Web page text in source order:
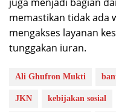
memastikan tidak ada
mengakses layanan
tunggakan iuran.
Ali Ghufron Mukti
JKN kebijakan sosial